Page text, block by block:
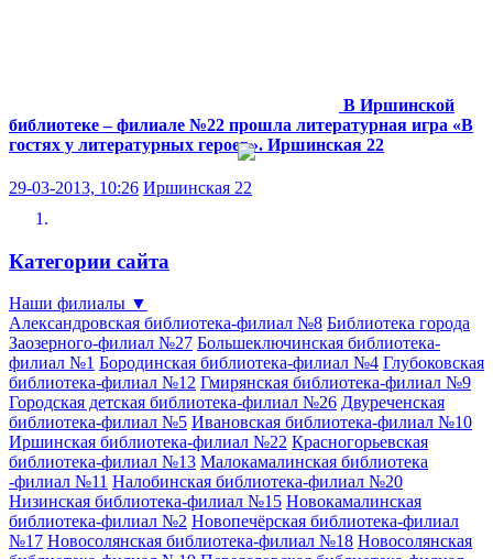
В Иршинской
библиотеке – филиале №22 прошла литературная игра «В
гостях у литературных героев». Иршинская 22
29-03-2013, 10:26 Иршинская 22
Категории сайта
Наши филиалы ▼
Александровская библиотека-филиал №8 Библиотека города
Заозерного-филиал №27 Большеключинская библиотека-
филиал №1 Бородинская библиотека-филиал №4 Глубоковская
библиотека-филиал №12 Гмирянская библиотека-филиал №9
Городская детская библиотека-филиал №26 Двуреченская
библиотека-филиал №5 Ивановская библиотека-филиал №10
Иршинская библиотека-филиал №22 Красногорьевская
библиотека-филиал №13 Малокамалинская библиотека
-филиал №11 Налобинская библиотека-филиал №20
Низинская библиотека-филиал №15 Новокамалинская
библиотека-филиал №2 Новопечёрская библиотека-филиал
№17 Новосолянская библиотека-филиал №18 Новосолянская